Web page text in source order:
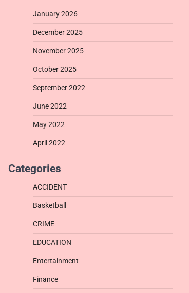
January 2026
December 2025
November 2025
October 2025
September 2022
June 2022
May 2022
April 2022
Categories
ACCIDENT
Basketball
CRIME
EDUCATION
Entertainment
Finance